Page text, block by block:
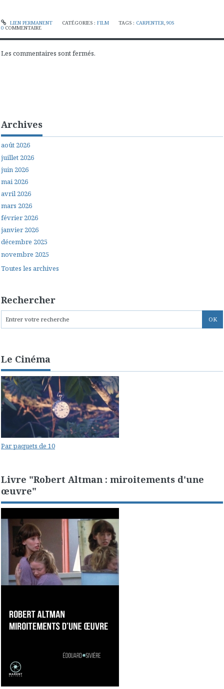
LIEN PERMANENT CATÉGORIES : FILM TAGS : CARPENTER,90S
0 COMMENTAIRE
Les commentaires sont fermés.
Archives
août 2026
juillet 2026
juin 2026
mai 2026
avril 2026
mars 2026
février 2026
janvier 2026
décembre 2025
novembre 2025
Toutes les archives
Rechercher
Le Cinéma
Par paquets de 10
Livre "Robert Altman : miroitements d'une
œuvre"